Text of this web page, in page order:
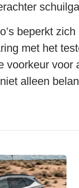
beperkt
met het
voorkeur voor
alleen